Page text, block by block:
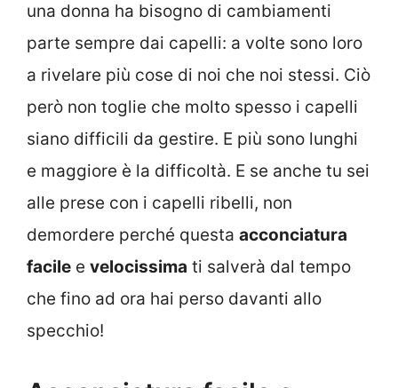
una donna ha bisogno di cambiamenti
parte sempre dai capelli: a volte sono loro
a rivelare più cose di noi che noi stessi. Ciò
però non toglie che molto spesso i capelli
siano difficili da gestire. E più sono lunghi
e maggiore è la difficoltà. E se anche tu sei
alle prese con i capelli ribelli, non
demordere perché questa acconciatura
facile e velocissima ti salverà dal tempo
che fino ad ora hai perso davanti allo
specchio!